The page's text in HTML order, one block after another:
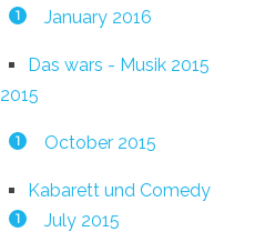
1 January 2016
Das wars - Musik 2015
2015
1 October 2015
Kabarett und Comedy
1 July 2015